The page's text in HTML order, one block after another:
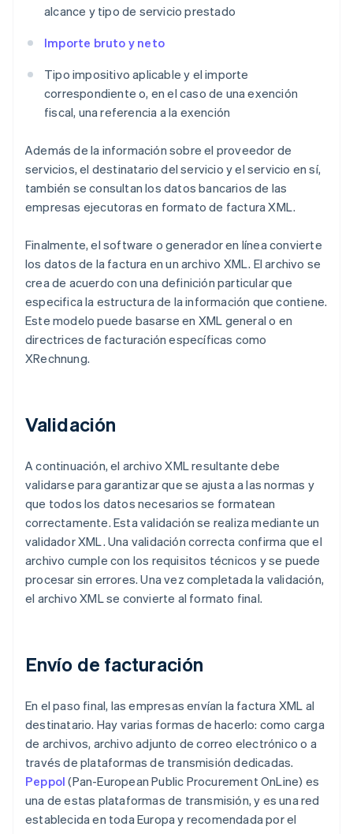
alcance y tipo de servicio prestado
Importe bruto y neto
Tipo impositivo aplicable y el importe
correspondiente o, en el caso de una exención
fiscal, una referencia a la exención
Además de la información sobre el proveedor de
servicios, el destinatario del servicio y el servicio en sí,
también se consultan los datos bancarios de las
empresas ejecutoras en formato de factura XML.
Finalmente, el software o generador en línea convierte
los datos de la factura en un archivo XML. El archivo se
crea de acuerdo con una definición particular que
especifica la estructura de la información que contiene.
Este modelo puede basarse en XML general o en
directrices de facturación específicas como
XRechnung.
Validación
A continuación, el archivo XML resultante debe
validarse para garantizar que se ajusta a las normas y
que todos los datos necesarios se formatean
correctamente. Esta validación se realiza mediante un
validador XML. Una validación correcta confirma que el
archivo cumple con los requisitos técnicos y se puede
procesar sin errores. Una vez completada la validación,
el archivo XML se convierte al formato final.
Envío de facturación
En el paso final, las empresas envían la factura XML al
destinatario. Hay varias formas de hacerlo: como carga
de archivos, archivo adjunto de correo electrónico o a
través de plataformas de transmisión dedicadas.
Peppol (Pan-European Public Procurement OnLine) es
una de estas plataformas de transmisión, y es una red
establecida en toda Europa y recomendada por el